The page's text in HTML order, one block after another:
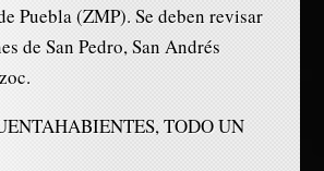
Puebla (ZMP). Se deben revisar
de San Pedro, San Andrés
TODO UN